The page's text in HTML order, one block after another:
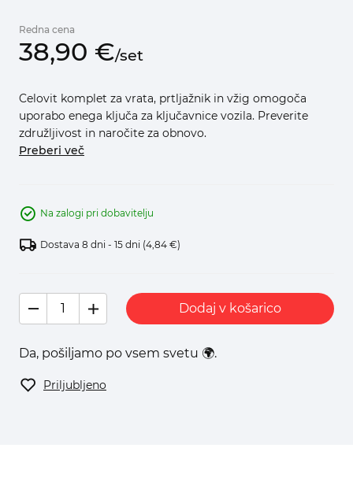
Redna cena
38,90 €/set
Celovit komplet za vrata, prtljažnik in vžig omogoča
uporabo enega ključa za ključavnice vozila. Preverite
združljivost in naročite za obnovo.
Preberi več
Na zalogi pri dobavitelju
Dostava 8 dni - 15 dni (4,84 €)
Dodaj v košarico
Da, pošiljamo po vsem svetu 🌍.
Priljubljeno